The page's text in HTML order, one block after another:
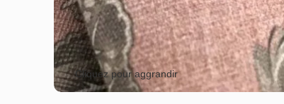
Cliquez pour aggrandir